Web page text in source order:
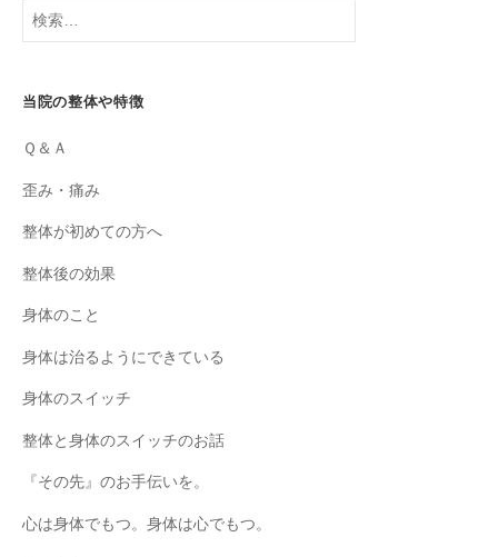
検
当院の整体や特徴
Ｑ＆Ａ
歪み・痛み
整体が初めての方へ
整体後の効果
身体のこと
身体は治るようにできている
身体のスイッチ
整体と身体のスイッチのお話
『その先』のお手伝いを。
心は身体でもつ。身体は心でもつ。